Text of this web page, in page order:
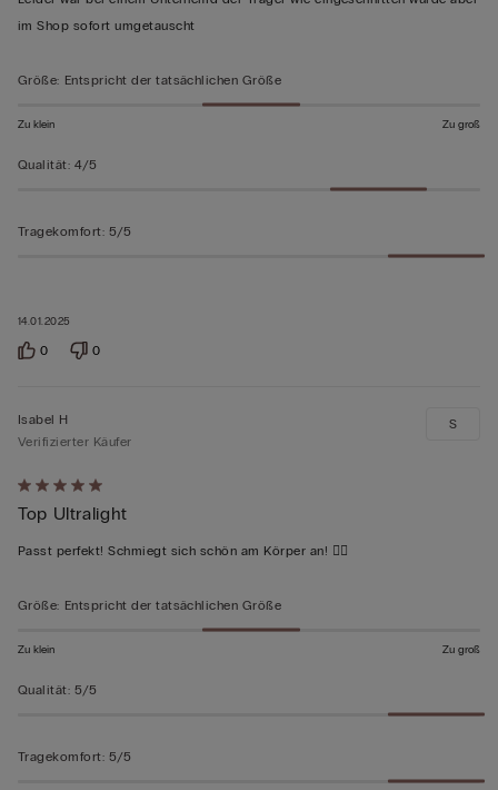
5
14.01.2025
im Shop sofort umgetauscht
Größe: Entspricht der tatsächlichen Größe
Zu klein Zu groß
Qualität: 4/5
Tragekomfort: 5/5
0 0
Mit
5
von
bewertet
Isabel H
Verifizierter Käufer
Top Ultralight
Passt perfekt! Schmiegt sich schön am Körper an! 👍🏻
S
Größe: Entspricht der tatsächlichen Größe
Zu klein Zu groß
Qualität: 5/5
Tragekomfort: 5/5